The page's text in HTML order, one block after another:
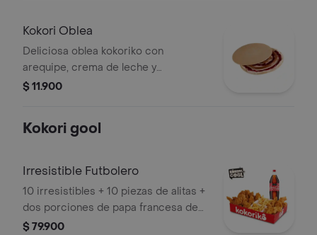
Kokori Oblea
Deliciosa oblea kokoriko con
arequipe, crema de leche y
mermelada de mora.
$ 11.900
Kokori gool
Irresistible Futbolero
10 irresistibles + 10 piezas de alitas +
dos porciones de papa francesa de
80 gr + ensalada kokoriko y salsas
$ 79.900